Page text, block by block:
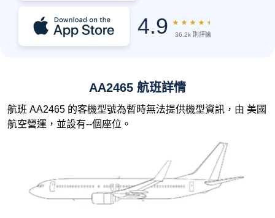
4.9 ★ ★ ★ ★ ★
36.2k 則評論
AA2465 航班詳情
航班 AA2465 的客機型號為暫時無法提供機型資訊，由 美國
航空營運，並設有--個座位。